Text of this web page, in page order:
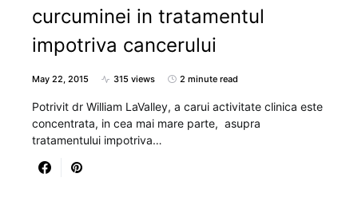
curcuminei in tratamentul
impotriva cancerului
May 22, 2015 315 views 2 minute read
Potrivit dr William LaValley, a carui activitate clinica este
concentrata, in cea mai mare parte, asupra
tratamentului impotriva…